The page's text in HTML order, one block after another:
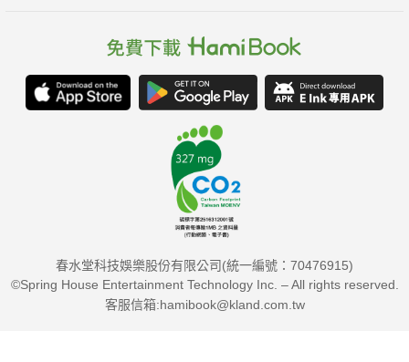
春水堂科技娛樂股份有限公司(統一編號：70476915)
©Spring House Entertainment Technology Inc. – All rights reserved.
客服信箱:hamibook@kland.com.tw